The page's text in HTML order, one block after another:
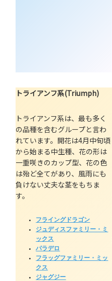
トライアンフ系(Triumph)
トライアンフ系は、最も多く
の品種を含むグループと言わ
れています。開花は4月中旬頃
から始まる中生種、花の形は
一重咲きのカップ型、花の色
は殆ど全てがあり、風雨にも
負けない丈夫な茎をもちま
す。
フライングドラゴン
ジュディスファミリー・ミ
ックス
パラデロ
フラッグファミリー・ミッ
クス
ジャグジー